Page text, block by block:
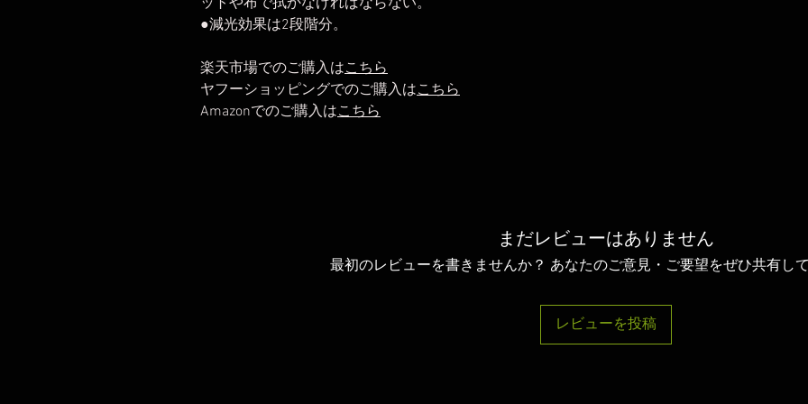
ットや布で拭かなければならない。
●減光効果は2段階分。
楽天市場でのご購入はこちら
ヤフーショッピングでのご購入はこちら
Amazonでのご購入はこちら
まだレビューはありません
最初のレビューを書きませんか？ あなたのご意見・ご要望をぜひ共有して
レビューを投稿